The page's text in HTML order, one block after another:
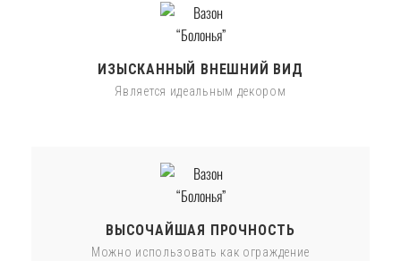
ИЗЫСКАННЫЙ ВНЕШНИЙ ВИД
Является идеальным декором
ВЫСОЧАЙШАЯ ПРОЧНОСТЬ
Можно использовать как ограждение